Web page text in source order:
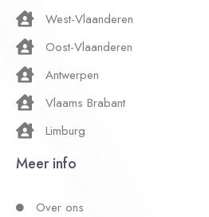
West-Vlaanderen
Oost-Vlaanderen
Antwerpen
Vlaams Brabant
Limburg
Meer info
Over ons